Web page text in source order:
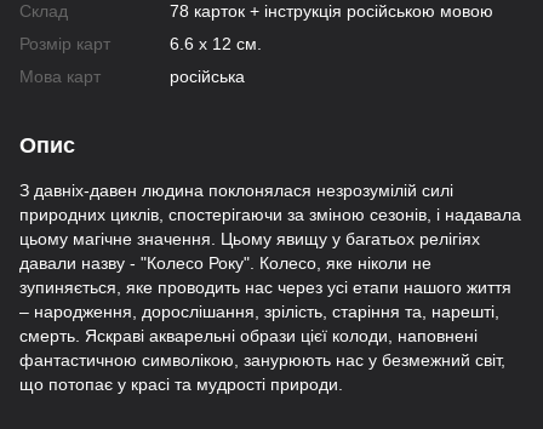
Склад
78 карток + інструкція російською мовою
Розмір карт
6.6 х 12 см.
Мова карт
російська
Опис
З давніх-давен людина поклонялася незрозумілій силі
природних циклів, спостерігаючи за зміною сезонів, і надавала
цьому магічне значення. Цьому явищу у багатьох релігіях
давали назву - "Колесо Року". Колесо, яке ніколи не
зупиняється, яке проводить нас через усі етапи нашого життя
– народження, дорослішання, зрілість, старіння та, нарешті,
смерть. Яскраві акварельні образи цієї колоди, наповнені
фантастичною символікою, занурюють нас у безмежний світ,
що потопає у красі та мудрості природи.